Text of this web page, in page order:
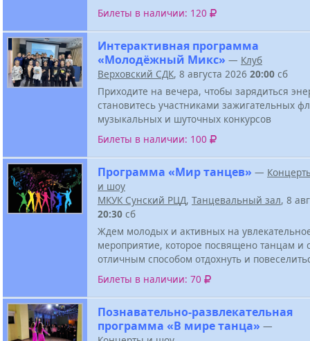
Билеты в наличии: 120
Интерактивная программа
«Молодёжный Микс» — Клуб
Верховский СДК, 8 августа 2026 20:00 сб
Приходите на вечера, чтобы зарядиться
становитесь участниками зажигательных
музыкальных и шуточных конкурсов
Билеты в наличии: 100
Программа «Мир танцев» —
и шоу
МКУК Сунский РЦД, Танцевальный зал, 8
20:30 сб
Ждем молодых и активных на
мероприятие, которое посвящено танцам и
отличным способом отдохнуть и
Билеты в наличии: 70
Познавательно-развлекательная
программа «В мире танца» —